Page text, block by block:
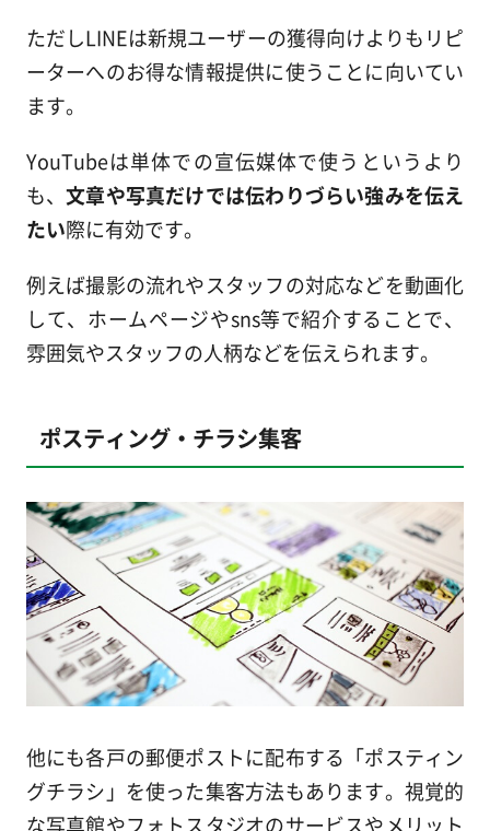
ただしLINEは新規ユーザーの獲得向けよりもリピ
ーターへのお得な情報提供に使うことに向いてい
ます。
YouTubeは単体での宣伝媒体で使うというより
も、文章や写真だけでは伝わりづらい強みを伝え
たい際に有効です。
例えば撮影の流れやスタッフの対応などを動画化
して、ホームページやsns等で紹介することで、
雰囲気やスタッフの人柄などを伝えられます。
ポスティング・チラシ集客
他にも各戸の郵便ポストに配布する「ポスティン
グチラシ」を使った集客方法もあります。視覚的
な写真館やフォトスタジオのサービスやメリット